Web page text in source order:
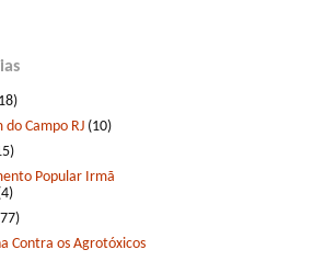
Campo RJ (10)
Popular Irmã
Contra os Agrotóxicos